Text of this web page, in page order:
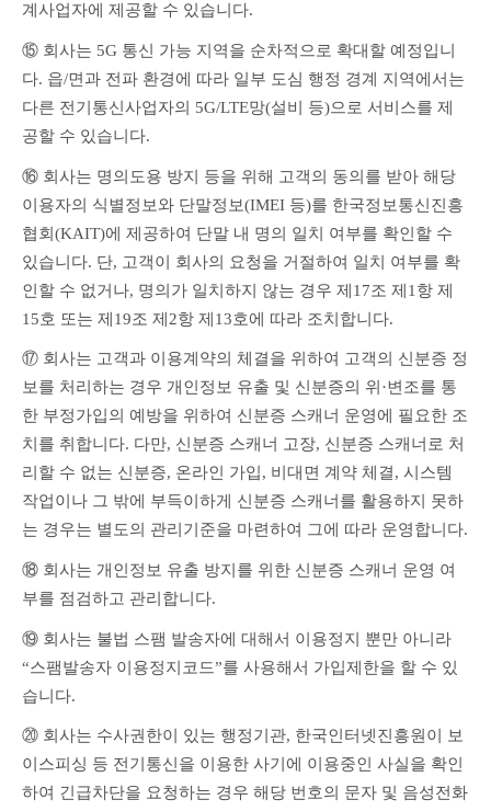
계사업자에 제공할 수 있습니다.
⑮ 회사는 5G 통신 가능 지역을 순차적으로 확대할 예정입니
다. 읍/면과 전파 환경에 따라 일부 도심 행정 경계 지역에서는
다른 전기통신사업자의 5G/LTE망(설비 등)으로 서비스를 제
공할 수 있습니다.
⑯ 회사는 명의도용 방지 등을 위해 고객의 동의를 받아 해당
이용자의 식별정보와 단말정보(IMEI 등)를 한국정보통신진흥
협회(KAIT)에 제공하여 단말 내 명의 일치 여부를 확인할 수
있습니다. 단, 고객이 회사의 요청을 거절하여 일치 여부를 확
인할 수 없거나, 명의가 일치하지 않는 경우 제17조 제1항 제
15호 또는 제19조 제2항 제13호에 따라 조치합니다.
⑰ 회사는 고객과 이용계약의 체결을 위하여 고객의 신분증 정
보를 처리하는 경우 개인정보 유출 및 신분증의 위·변조를 통
한 부정가입의 예방을 위하여 신분증 스캐너 운영에 필요한 조
치를 취합니다. 다만, 신분증 스캐너 고장, 신분증 스캐너로 처
리할 수 없는 신분증, 온라인 가입, 비대면 계약 체결, 시스템
작업이나 그 밖에 부득이하게 신분증 스캐너를 활용하지 못하
는 경우는 별도의 관리기준을 마련하여 그에 따라 운영합니다.
⑱ 회사는 개인정보 유출 방지를 위한 신분증 스캐너 운영 여
부를 점검하고 관리합니다.
⑲ 회사는 불법 스팸 발송자에 대해서 이용정지 뿐만 아니라
“스팸발송자 이용정지코드”를 사용해서 가입제한을 할 수 있
습니다.
⑳ 회사는 수사권한이 있는 행정기관, 한국인터넷진흥원이 보
이스피싱 등 전기통신을 이용한 사기에 이용중인 사실을 확인
하여 긴급차단을 요청하는 경우 해당 번호의 문자 및 음성전화